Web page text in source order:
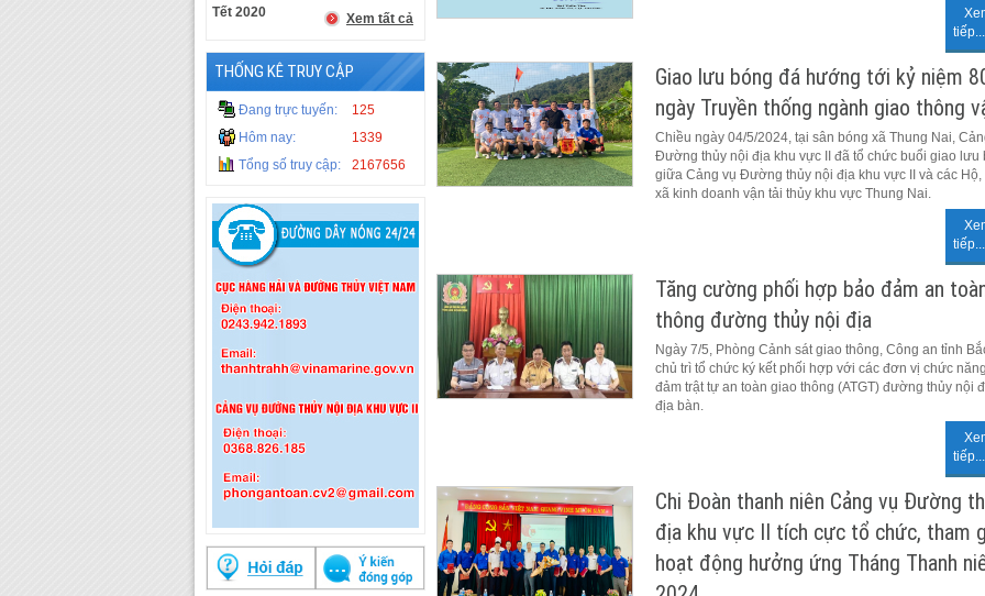
Tết 2020 Xem tất cả
THỐNG KÊ TRUY CẬP
Đang trực tuyến:
125
Hôm nay:
1339
Tổng số truy cập:
2167656
tiếp...
Giao lưu bóng đá hướng tới kỷ niệm
ngày Truyền thống ngành giao thông
Chiều ngày 04/5/2024, tại sân bóng xã Thung Nai,
Đường thủy nội địa khu vực II đã tổ chức buổi giao lưu
giữa Cảng vụ Đường thủy nội địa khu vực II và các Hộ,
xã kinh doanh vận tải thủy khu vực Thung Nai.
tiếp...
Tăng cường phối hợp bảo đảm an
thông đường thủy nội địa
Ngày 7/5, Phòng Cảnh sát giao thông, Công an tỉnh
chủ trì tổ chức ký kết phối hợp với các đơn vị chức
đảm trật tự an toàn giao thông (ATGT) đường thủy nội
địa bàn.
tiếp...
Chi Đoàn thanh niên Cảng vụ Đường
địa khu vực II tích cực tổ chức, tham
hoạt động hưởng ứng Tháng Thanh